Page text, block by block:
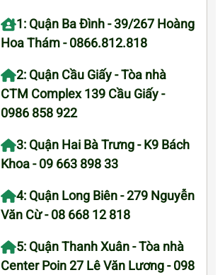
1: Quận Ba Đình - 39/267 Hoàng
Hoa Thám - 0866.812.818
2: Quận Cầu Giấy - Tòa nhà
CTM Complex 139 Cầu Giấy -
0986 858 922
3: Quận Hai Bà Trưng - K9 Bách
Khoa - 09 663 898 33
4: Quận Long Biên - 279 Nguyễn
Văn Cừ - 08 668 12 818
5: Quận Thanh Xuân - Tòa nhà
Center Poin 27 Lê Văn Lương - 098